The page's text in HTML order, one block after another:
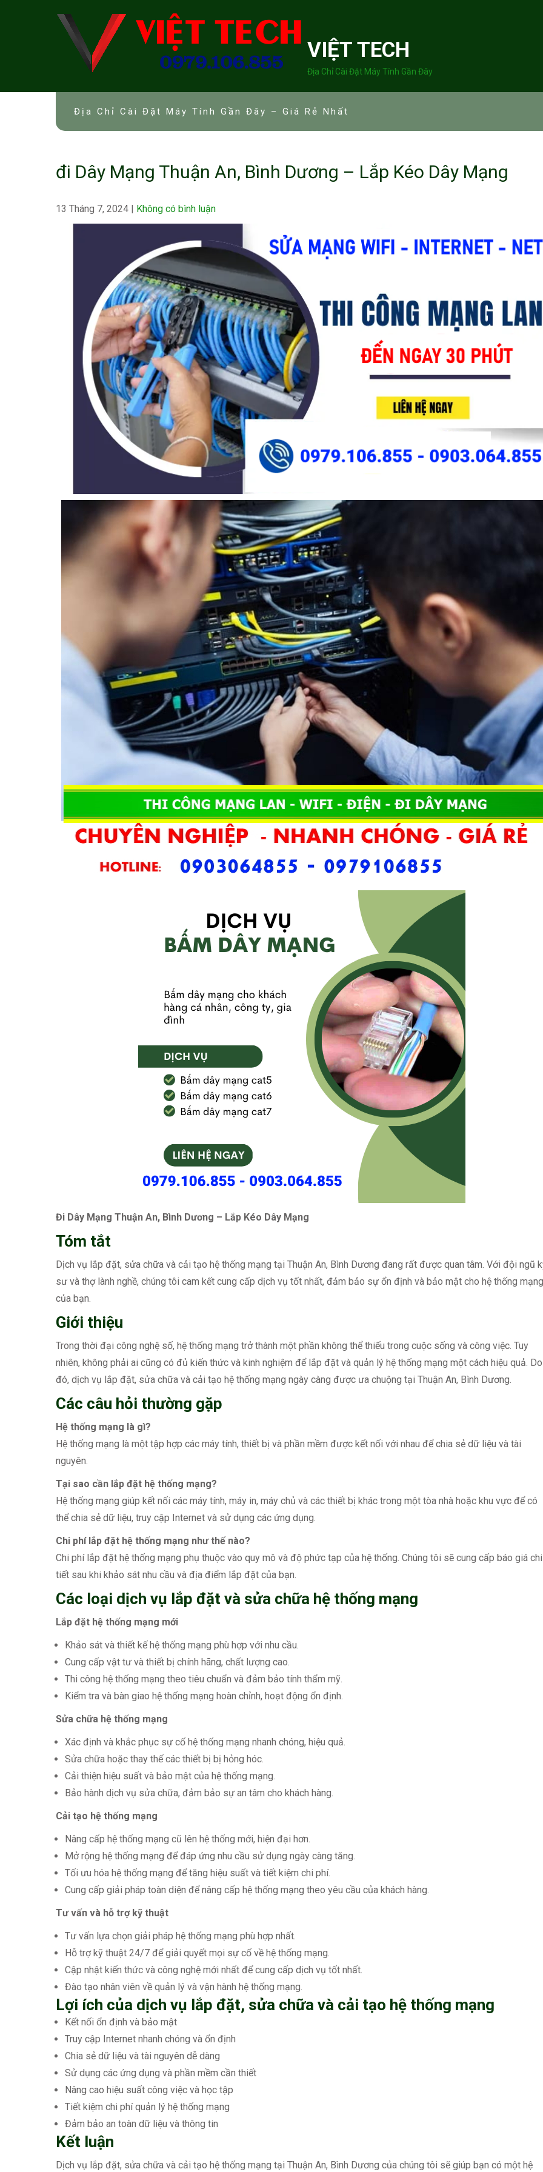
VIỆT TECH
Địa Chỉ Cài Đặt Máy Tính Gần Đây
Địa Chỉ Cài Đặt Máy Tính Gần Đây – Giá Rẻ Nhất
đi Dây Mạng Thuận An, Bình Dương – Lắp Kéo Dây Mạng
13 Tháng 7, 2024 | Không có bình luận
Đi Dây Mạng Thuận An, Bình Dương – Lắp Kéo Dây Mạng
Tóm tắt
Dịch vụ lắp đặt, sửa chữa và cải tạo hệ thống mạng tại Thuận An, Bình Dương đang rất được quan tâm. Với đội ngũ
sư và thợ lành nghề, chúng tôi cam kết cung cấp dịch vụ tốt nhất, đảm bảo sự ổn định và bảo mật cho hệ thống mạng
của bạn.
Giới thiệu
Trong thời đại công nghệ số, hệ thống mạng trở thành một phần không thể thiếu trong cuộc sống và công việc. Tuy
nhiên, không phải ai cũng có đủ kiến thức và kinh nghiệm để lắp đặt và quản lý hệ thống mạng một cách hiệu quả. Do
đó, dịch vụ lắp đặt, sửa chữa và cải tạo hệ thống mạng ngày càng được ưa chuộng tại Thuận An, Bình Dương.
Các câu hỏi thường gặp
Hệ thống mạng là gì?
Hệ thống mạng là một tập hợp các máy tính, thiết bị và phần mềm được kết nối với nhau để chia sẻ dữ liệu và tài
nguyên.
Tại sao cần lắp đặt hệ thống mạng?
Hệ thống mạng giúp kết nối các máy tính, máy in, máy chủ và các thiết bị khác trong một tòa nhà hoặc khu vực để có
thể chia sẻ dữ liệu, truy cập Internet và sử dụng các ứng dụng.
Chi phí lắp đặt hệ thống mạng như thế nào?
Chi phí lắp đặt hệ thống mạng phụ thuộc vào quy mô và độ phức tạp của hệ thống. Chúng tôi sẽ cung cấp báo giá chi
tiết sau khi khảo sát nhu cầu và địa điểm lắp đặt của bạn.
Các loại dịch vụ lắp đặt và sửa chữa hệ thống mạng
Lắp đặt hệ thống mạng mới
Khảo sát và thiết kế hệ thống mạng phù hợp với nhu cầu.
Cung cấp vật tư và thiết bị chính hãng, chất lượng cao.
Thi công hệ thống mạng theo tiêu chuẩn và đảm bảo tính thẩm mỹ.
Kiểm tra và bàn giao hệ thống mạng hoàn chỉnh, hoạt động ổn định.
Sửa chữa hệ thống mạng
Xác định và khắc phục sự cố hệ thống mạng nhanh chóng, hiệu quả.
Sửa chữa hoặc thay thế các thiết bị bị hỏng hóc.
Cải thiện hiệu suất và bảo mật của hệ thống mạng.
Bảo hành dịch vụ sửa chữa, đảm bảo sự an tâm cho khách hàng.
Cải tạo hệ thống mạng
Nâng cấp hệ thống mạng cũ lên hệ thống mới, hiện đại hơn.
Mở rộng hệ thống mạng để đáp ứng nhu cầu sử dụng ngày càng tăng.
Tối ưu hóa hệ thống mạng để tăng hiệu suất và tiết kiệm chi phí.
Cung cấp giải pháp toàn diện để nâng cấp hệ thống mạng theo yêu cầu của khách hàng.
Tư vấn và hỗ trợ kỹ thuật
Tư vấn lựa chọn giải pháp hệ thống mạng phù hợp nhất.
Hỗ trợ kỹ thuật 24/7 để giải quyết mọi sự cố về hệ thống mạng.
Cập nhật kiến thức và công nghệ mới nhất để cung cấp dịch vụ tốt nhất.
Đào tạo nhân viên về quản lý và vận hành hệ thống mạng.
Lợi ích của dịch vụ lắp đặt, sửa chữa và cải tạo hệ thống mạng
Kết nối ổn định và bảo mật
Truy cập Internet nhanh chóng và ổn định
Chia sẻ dữ liệu và tài nguyên dễ dàng
Sử dụng các ứng dụng và phần mềm cần thiết
Nâng cao hiệu suất công việc và học tập
Tiết kiệm chi phí quản lý hệ thống mạng
Đảm bảo an toàn dữ liệu và thông tin
Kết luận
Dịch vụ lắp đặt, sửa chữa và cải tạo hệ thống mạng tại Thuận An, Bình Dương của chúng tôi sẽ giúp bạn có một hệ